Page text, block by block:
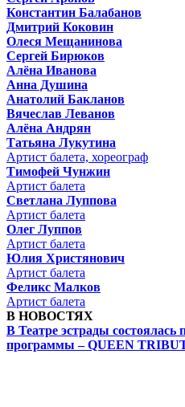
Константин Балабанов
Дмитрий Коковин
Олеся Мещанинова
Сергей Бирюков
Алёна Иванова
Анна Душина
Анатолий Бакланов
Вячеслав Леванов
Алёна Андрян
Татьяна Лукутина
Артист балета, хореограф
Тимофей Чунжин
Артист балета
Светлана Луппова
Артист балета
Олег Луппов
Артист балета
Юлия Христянович
Артист балета
Феликс Малков
Артист балета
В НОВОСТЯХ
В Театре эстрады состоялась
программы – QUEEN